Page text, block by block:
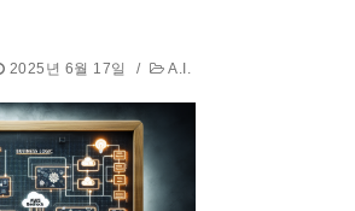
2025년 6월 17일 / A.I.